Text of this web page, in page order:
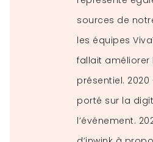
sources de
les équipes
fallait améliorer
présentiel. 2020
porté sur la
l’événement.